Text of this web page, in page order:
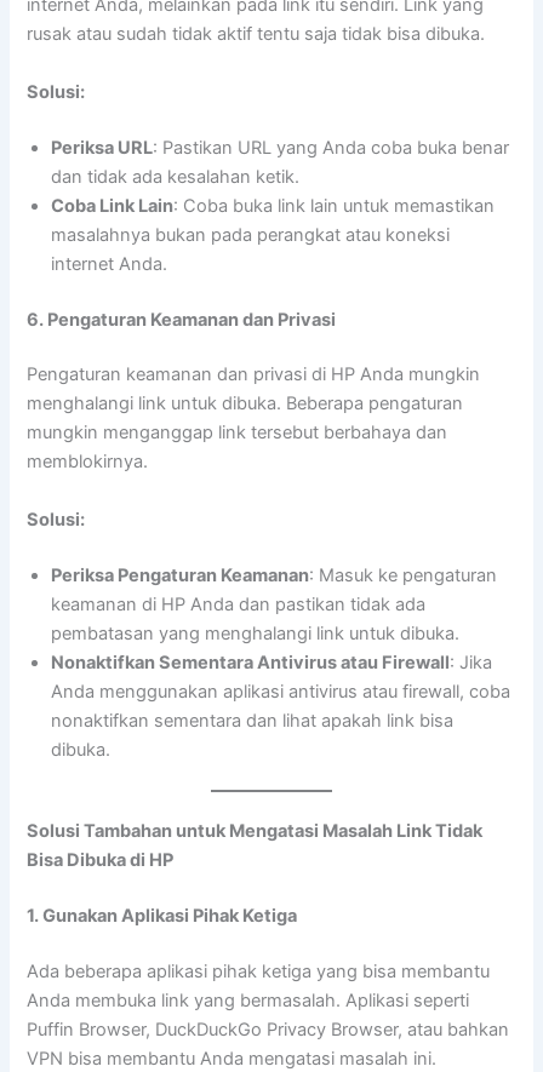
internet Anda, melainkan pada link itu sendiri. Link yang
rusak atau sudah tidak aktif tentu saja tidak bisa dibuka.
Solusi:
Periksa URL: Pastikan URL yang Anda coba buka benar
dan tidak ada kesalahan ketik.
Coba Link Lain: Coba buka link lain untuk memastikan
masalahnya bukan pada perangkat atau koneksi
internet Anda.
6. Pengaturan Keamanan dan Privasi
Pengaturan keamanan dan privasi di HP Anda mungkin
menghalangi link untuk dibuka. Beberapa pengaturan
mungkin menganggap link tersebut berbahaya dan
memblokirnya.
Solusi:
Periksa Pengaturan Keamanan: Masuk ke pengaturan
keamanan di HP Anda dan pastikan tidak ada
pembatasan yang menghalangi link untuk dibuka.
Nonaktifkan Sementara Antivirus atau Firewall: Jika
Anda menggunakan aplikasi antivirus atau firewall, coba
nonaktifkan sementara dan lihat apakah link bisa
dibuka.
Solusi Tambahan untuk Mengatasi Masalah Link Tidak
Bisa Dibuka di HP
1. Gunakan Aplikasi Pihak Ketiga
Ada beberapa aplikasi pihak ketiga yang bisa membantu
Anda membuka link yang bermasalah. Aplikasi seperti
Puffin Browser, DuckDuckGo Privacy Browser, atau bahkan
VPN bisa membantu Anda mengatasi masalah ini.